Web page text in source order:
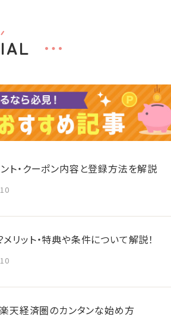
ト・クーポン内容と登録方法を解説
リット・特典や条件について解説！
楽天経済圏のカンタンな始め方